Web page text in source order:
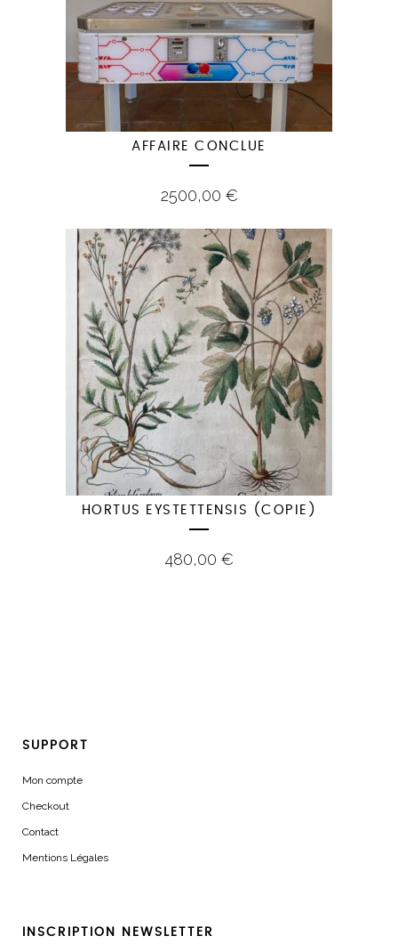
AFFAIRE CONCLUE
2500,00 €
HORTUS EYSTETTENSIS (COPIE)
480,00 €
SUPPORT
Mon compte
Checkout
Contact
Mentions Légales
INSCRIPTION NEWSLETTER